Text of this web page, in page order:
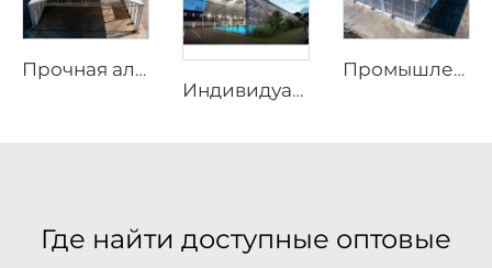
Прочная алюминиевая складская конструкция | Бескаркасный промышленный складской шатёр для логистики и производства
Индивидуальный модульный затеняющий навес для площадки для падела | Интегрированная алюминиевая конструкция крыши с защитным остеклением для открытых теннисных объектов
Промышленная алюминиевая складская конструкция | Решение для крупнопролётного постоянного и временного хранения
Где найти доступные оптовые